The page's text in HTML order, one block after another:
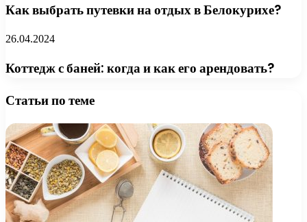
Как выбрать путевки на отдых в Белокурихе?
26.04.2024
Коттедж с баней: когда и как его арендовать?
Статьи по теме